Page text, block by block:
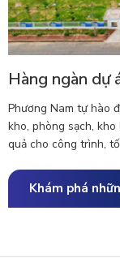
Hàng ngàn dự
Phương Nam tự hào
kho, phòng sạch,
quả cho công trình,
trình trong cả nước.
vách trong, vách
Khám phá